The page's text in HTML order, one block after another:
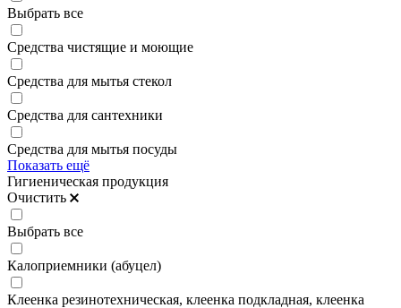
Выбрать все
Средства чистящие и моющие
Средства для мытья стекол
Средства для сантехники
Средства для мытья посуды
Показать ещё
Гигиеническая продукция
Очистить
Выбрать все
Калоприемники (абуцел)
Клеенка резинотехническая, клеенка подкладная, клеенка